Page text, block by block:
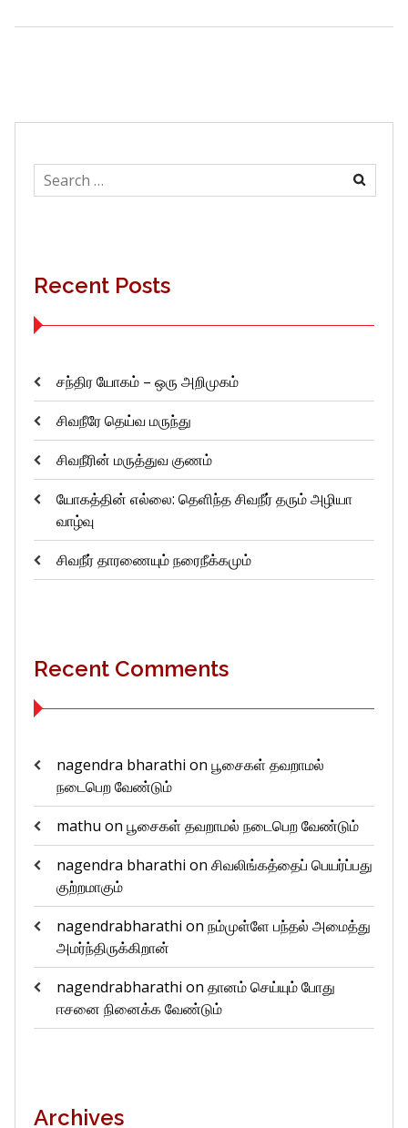
Search
for:
Recent Posts
சந்திர யோகம் – ஒரு அறிமுகம்
சிவநீரே தெய்வ மருந்து
சிவநீரின் மருத்துவ குணம்
யோகத்தின் எல்லை: தெளிந்த சிவநீர் தரும் அழியா
வாழ்வு
சிவநீர் தாரணையும் நரைநீக்கமும்
Recent Comments
nagendra bharathi on பூசைகள் தவறாமல்
நடைபெற வேண்டும்
mathu on பூசைகள் தவறாமல் நடைபெற வேண்டும்
nagendra bharathi on சிவலிங்கத்தைப் பெயர்ப்பது
குற்றமாகும்
nagendrabharathi on நம்முள்ளே பந்தல் அமைத்து
அமர்ந்திருக்கிறான்
nagendrabharathi on தானம் செய்யும் போது
ஈசனை நினைக்க வேண்டும்
Archives